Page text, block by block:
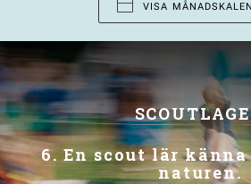
VISA
6. En scout lär
naturen.